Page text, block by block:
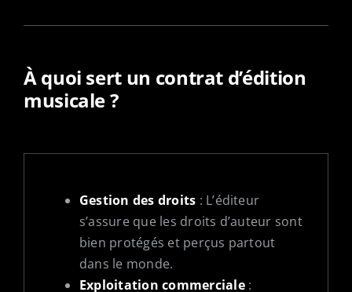
À quoi sert un contrat d’édition
musicale ?
Gestion des droits : L’éditeur
s’assure que les droits d’auteur sont
bien protégés et perçus partout
dans le monde.
Exploitation commerciale: